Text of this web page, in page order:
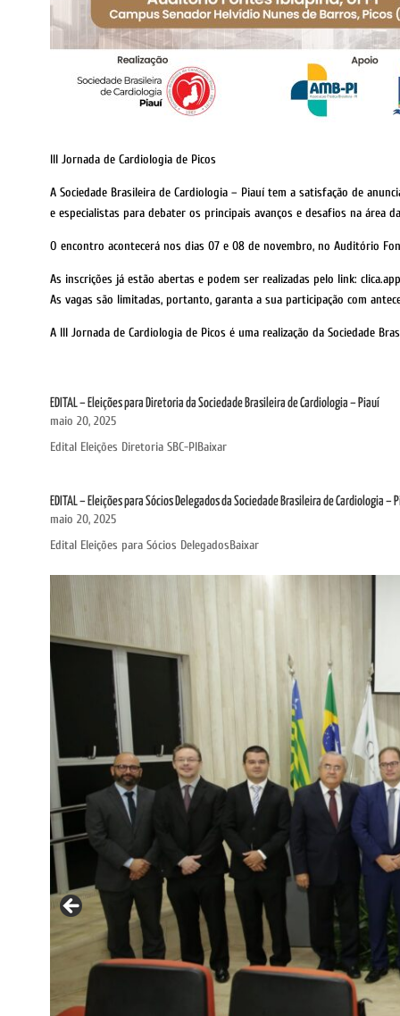
III Jornada de Cardiologia de Picos
A Sociedade Brasileira de Cardiologia – Piauí tem a satisfação de
e especialistas para debater os principais avanços e desafios na área
O encontro acontecerá nos dias 07 e 08 de novembro, no Auditório
As inscrições já estão abertas e podem ser realizadas pelo link:
As vagas são limitadas, portanto, garanta a sua participação com
A III Jornada de Cardiologia de Picos é uma realização da Sociedade
EDITAL – Eleições para Diretoria da Sociedade Brasileira de Cardiologia – Piauí
maio 20, 2025
Edital Eleições Diretoria SBC-PIBaixar
EDITAL – Eleições para Sócios Delegados da Sociedade Brasileira de Cardiologia –
maio 20, 2025
Edital Eleições para Sócios DelegadosBaixar